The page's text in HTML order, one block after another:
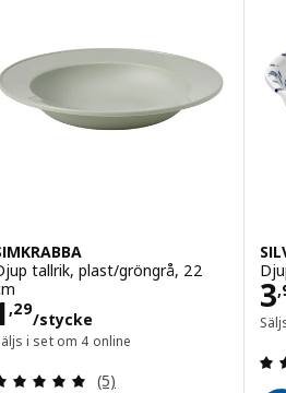
tallrik, plast/gröngrå, 22
,29
/stycke
1,29/stycke
i set om 4 online
Recension: 5 utanför
(5)
3,